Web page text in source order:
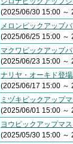
(2025/06/30 15:00 ～
メロンピックアップ
(2025/06/25 15:00 ～
マクワピックアップ
(2025/06/23 15:00 ～
ナリヤ・オーキド登
(2025/06/17 15:00 ～
ミヅキピックアップ
(2025/06/01 15:00 ～
ヨウピックアップマ
(2025/05/30 15:00 ～